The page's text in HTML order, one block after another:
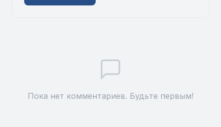
Пока нет комментариев. Будьте первым!